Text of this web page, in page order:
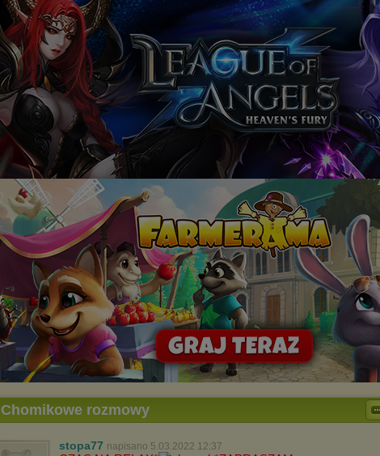
Chomikowe rozmowy
stopa77 napisano 5.03.2022 12:37